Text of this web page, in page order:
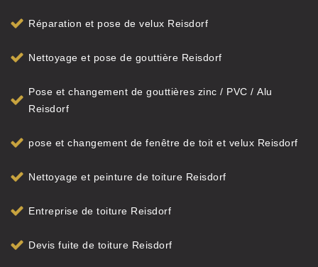
Réparation et pose de velux Reisdorf
Nettoyage et pose de gouttière Reisdorf
Pose et changement de gouttières zinc / PVC / Alu
Reisdorf
pose et changement de fenêtre de toit et velux Reisdorf
Nettoyage et peinture de toiture Reisdorf
Entreprise de toiture Reisdorf
Devis fuite de toiture Reisdorf